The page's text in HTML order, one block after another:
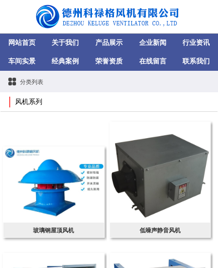
网站首页 关于我们 产品展示 企业新闻 行业资讯
车间实景 经典案例 荣誉资质 在线留言 联系我们
分类列表
风机系列
玻璃钢屋顶风机 低噪声静音风机